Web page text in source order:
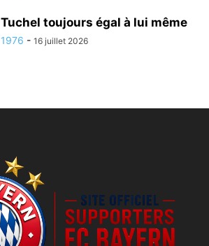
Tuchel toujours égal à lui même
1976 - 16 juillet 2026